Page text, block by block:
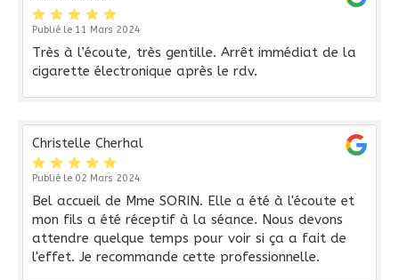
Publié le 11 Mars 2024
Très à l’écoute, très gentille. Arrêt immédiat de la
cigarette électronique après le rdv.
Christelle Cherhal
Publié le 02 Mars 2024
Bel accueil de Mme SORIN. Elle a été à l'écoute et
mon fils a été réceptif à la séance. Nous devons
attendre quelque temps pour voir si ça a fait de
l'effet. Je recommande cette professionnelle.